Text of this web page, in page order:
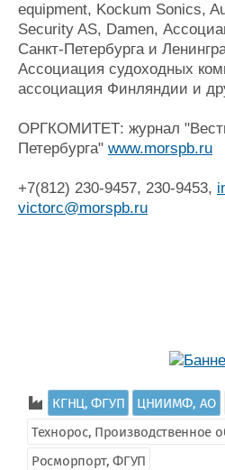
equipment, Kockum Sonics,
Security AS, Damen,
Санкт-Петербурга и
Ассоциация судоходных
ассоциация Финляндии и
ОРГКОМИТЕТ: журнал
Петербурга" www.morspb.ru
+7(812) 230-9457, 230-9453,
victorc@morspb.ru
КГНЦ, ФГУП ЦНИИМФ, АО
Технорос, Производственное
Росморпорт, ФГУП